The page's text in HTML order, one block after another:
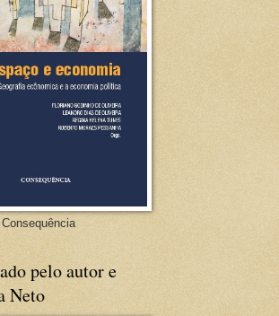
pelo autor e
Neto